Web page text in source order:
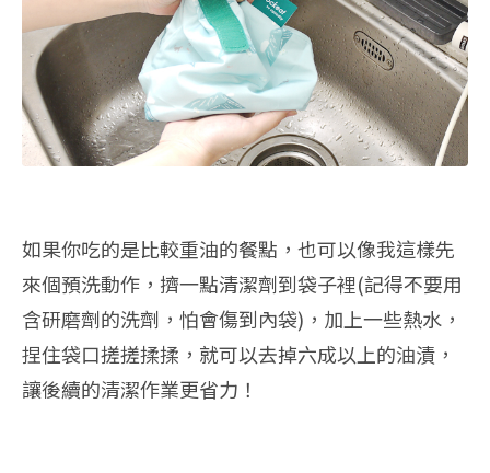
如果你吃的是比較重油的餐點，也可以像我這樣先
來個預洗動作，擠一點清潔劑到袋子裡(記得不要用
含研磨劑的洗劑，怕會傷到內袋)，加上一些熱水，
捏住袋口搓搓揉揉，就可以去掉六成以上的油漬，
讓後續的清潔作業更省力！